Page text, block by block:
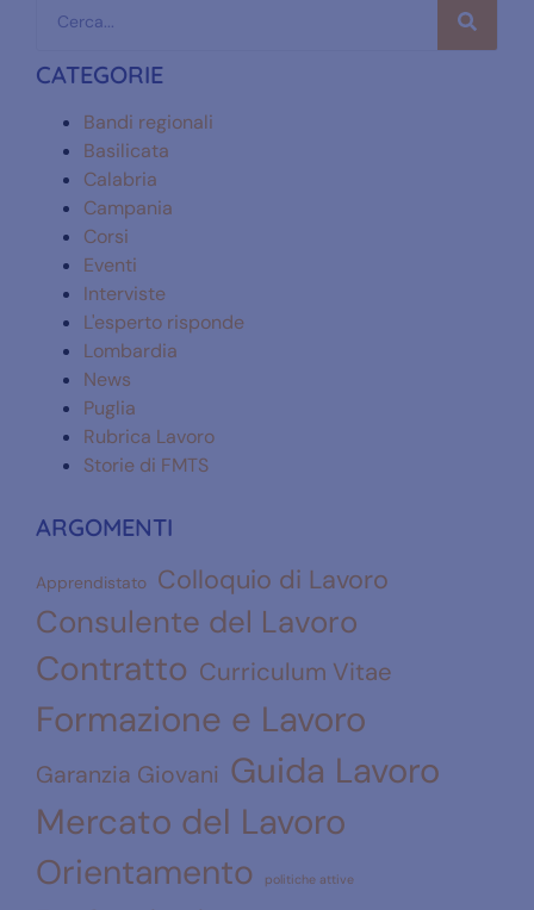
CATEGORIE
Bandi regionali
Basilicata
Calabria
Campania
Corsi
Eventi
Interviste
L'esperto risponde
Lombardia
News
Puglia
Rubrica Lavoro
Storie di FMTS
ARGOMENTI
Apprendistato Colloquio di Lavoro
Consulente del Lavoro
Contratto Curriculum Vitae
Formazione e Lavoro
Garanzia Giovani Guida Lavoro
Mercato del Lavoro
Orientamento politiche attive